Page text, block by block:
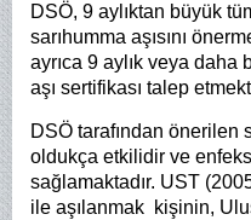
DSÖ, 9 aylıktan büyük
sarıhumma aşısını
ayrıca 9 aylık veya daha
aşı sertifikası talep
DSÖ tarafından önerilen
oldukça etkilidir ve
sağlamaktadır. UST
ile aşılanmak kişinin,